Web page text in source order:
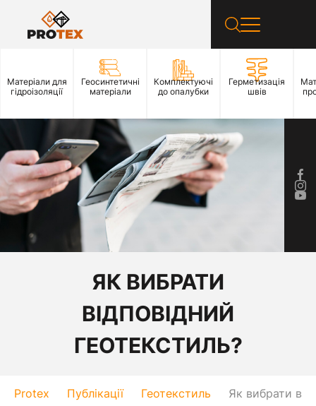
Матеріали для
гідроізоляції
Геосинтетичні
матеріали
Комплектуючі
до опалубки
Герметизація
швів
ЯК ВИБРАТИ
ВІДПОВІДНИЙ
ГЕОТЕКСТИЛЬ?
Protex Публікації Геотекстиль Як вибрати